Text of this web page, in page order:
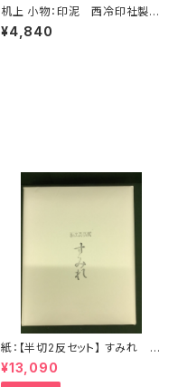
机上 小物：印泥 西冷印社製
「光明」 １両装 (30g) <商品
番号1394>
¥4,840
紙：【半切2反セット】 すみれ
(かな向き) (1反100枚×2) <商
品番号1200>
¥13,090